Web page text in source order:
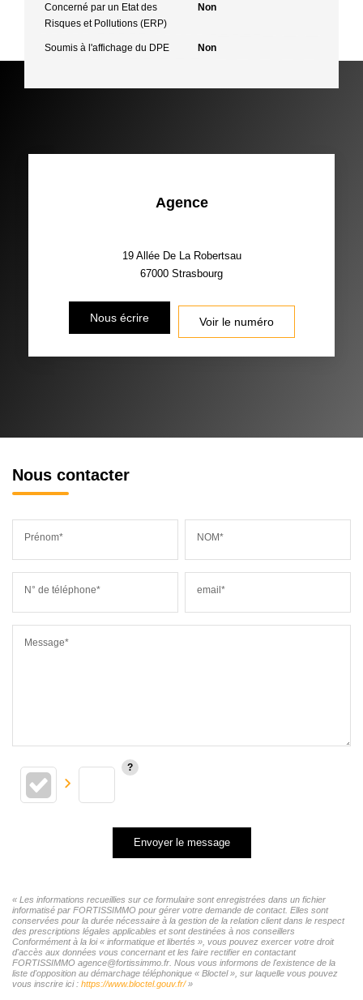
Concerné par un Etat des
Risques et Pollutions (ERP)
Non
Soumis à l'affichage du DPE Non
Agence
19 Allée De La Robertsau
67000 Strasbourg
Nous écrire Voir le numéro
Nous contacter
Prénom* NOM*
N° de téléphone* email*
Message*
Envoyer le message
« Les informations recueillies sur ce formulaire sont enregistrées dans un fichier
informatisé par FORTISSIMMO pour gérer votre demande de contact. Elles sont
conservées pour la durée nécessaire à la gestion de la relation client dans le respect
des prescriptions légales applicables et sont destinées à nos conseillers
Conformément à la loi « informatique et libertés », vous pouvez exercer votre droit
d'accès aux données vous concernant et les faire rectifier en contactant
FORTISSIMMO agence@fortissimmo.fr. Nous vous informons de l'existence de la
liste d'opposition au démarchage téléphonique « Bloctel », sur laquelle vous pouvez
vous inscrire ici : https://www.bloctel.gouv.fr/»